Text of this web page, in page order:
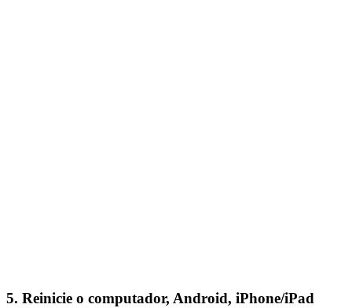
5. Reinicie o computador, Android, iPhone/iPad